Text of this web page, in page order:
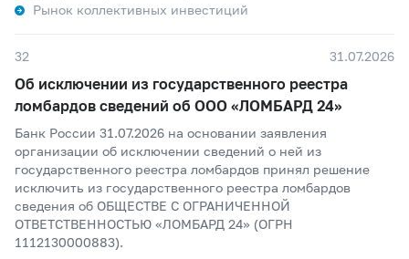
Рынок коллективных инвестиций
32 31.07.2026
Об исключении из государственного реестра
ломбардов сведений об ООО «ЛОМБАРД 24»
Банк России 31.07.2026 на основании заявления
организации об исключении сведений о ней из
государственного реестра ломбардов принял решение
исключить из государственного реестра ломбардов
сведения об ОБЩЕСТВЕ С ОГРАНИЧЕННОЙ
ОТВЕТСТВЕННОСТЬЮ «ЛОМБАРД 24» (ОГРН
1112130000883).